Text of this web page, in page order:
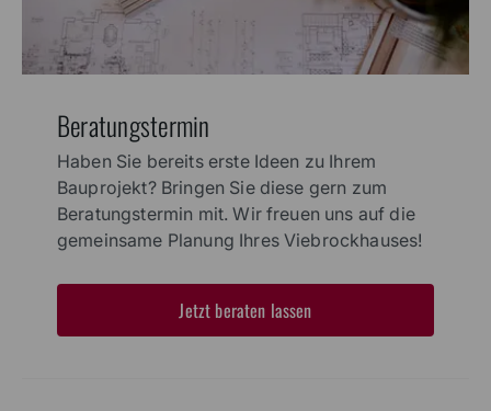
Beratungstermin
Haben Sie bereits erste Ideen zu Ihrem
Bauprojekt? Bringen Sie diese gern zum
Beratungstermin mit. Wir freuen uns auf die
gemeinsame Planung Ihres Viebrockhauses!
Jetzt beraten lassen